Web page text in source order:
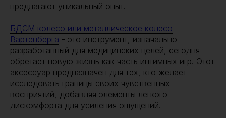
предлагают уникальный опыт.
БДСМ колесо или металлическое колесо
Вартенберга - это инструмент, изначально
разработанный для медицинских целей, сегодня
обретает новую жизнь как часть интимных игр. Этот
аксессуар предназначен для тех, кто желает
исследовать границы своих чувственных
восприятий, добавляя элементы легкого
дискомфорта для усиления ощущений.